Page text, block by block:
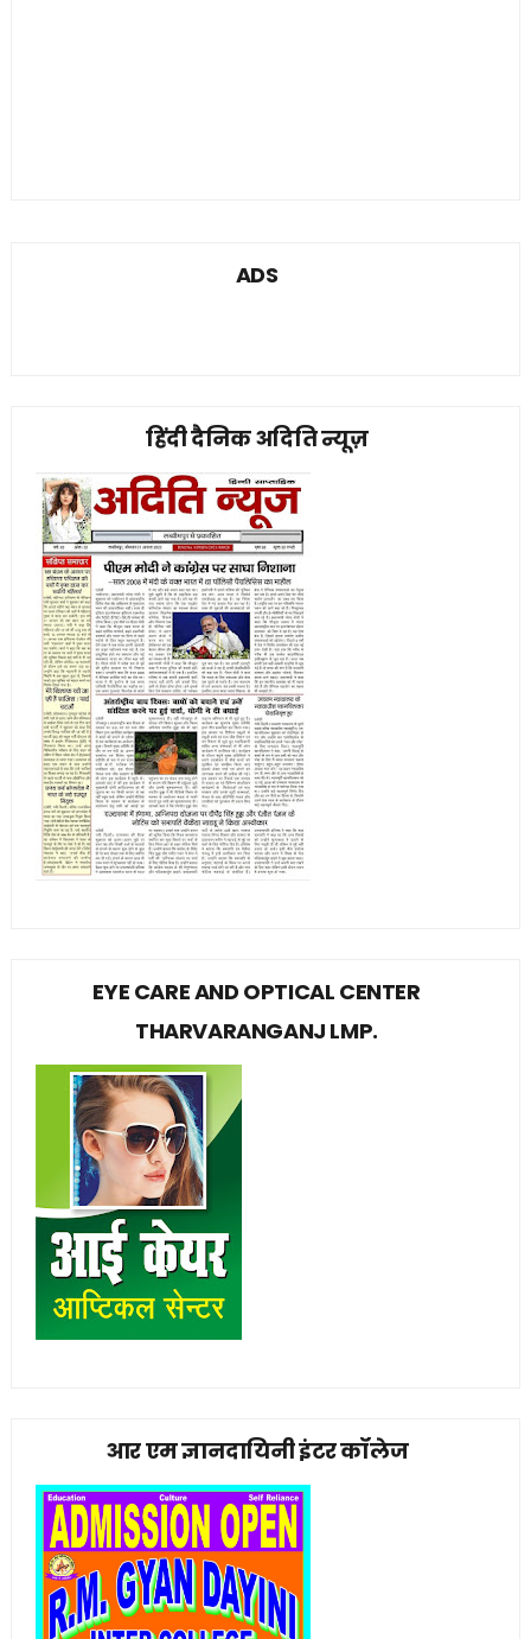
ADS
हिंदी दैनिक अदिति न्यूज़
EYE CARE AND OPTICAL CENTER
THARVARANGANJ LMP.
आर एम ज्ञानदायिनी इंटर कॉलेज